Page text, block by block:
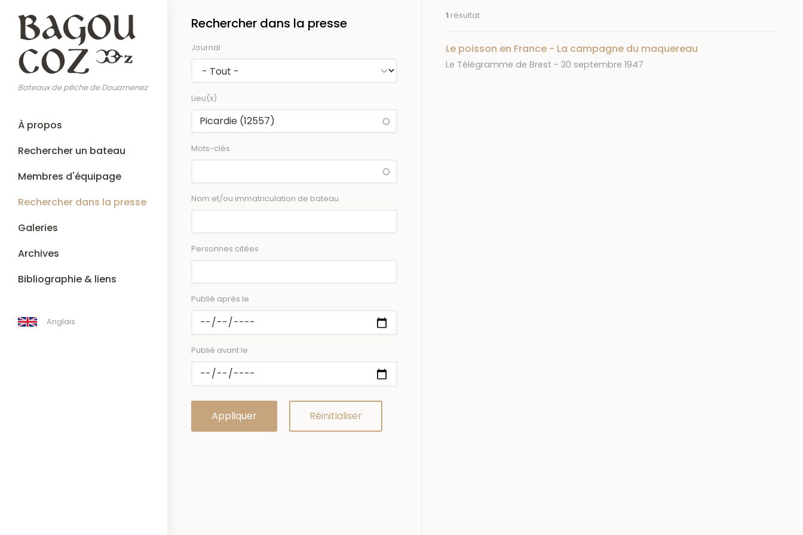
contenu
principal
Bateaux de pêche de Douarnenez
Main
navigation
À propos
Rechercher un bateau
Membres d'équipage
Rechercher dans la presse
Galeries
Archives
Bibliographie & liens
Anglais
Rechercher dans la presse
Journal
Lieu(x)
Mots-clés
Nom et/ou immatriculation de bateau
Personnes citées
Publié après le
Publié avant le
1résultat
Le poisson en France - La campagne du maquereau
Journal
Le Télégramme de Brest Date
30 septembre 1947